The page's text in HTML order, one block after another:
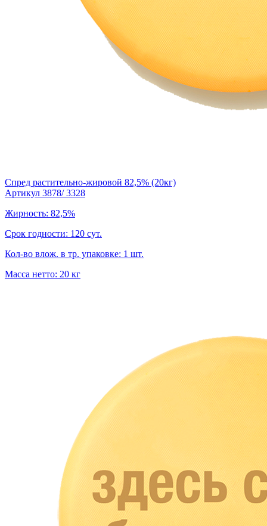
Спред растительно-жировой 82,5% (20кг)
Артикул 3878/ 3328
Жирность: 82,5%
Срок годности: 120 сут.
Кол-во влож. в тр. упаковке: 1 шт.
Масса нетто: 20 кг